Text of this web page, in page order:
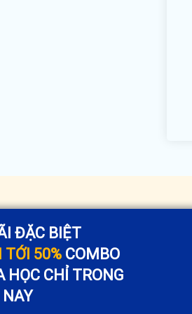
ĐẶC BIỆT
TỚI 50% COMBO
HỌC CHỈ TRONG
NAY